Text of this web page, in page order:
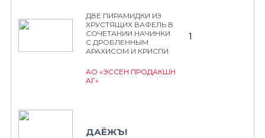
ДВЕ ПИРАМИДКИ ИЗ
ХРУСТЯЩИХ ВАФЕЛЬ В
СОЧЕТАНИИ НАЧИНКИ
С ДРОБЛЕННЫМ
АРАХИСОМ И КРИСПИ
АО «ЭССЕН ПРОДАКШН
АГ»
1
ДАЁЖЪ!